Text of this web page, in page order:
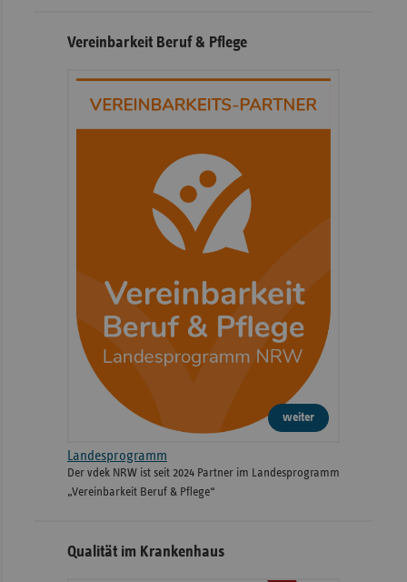
Vereinbarkeit Beruf & Pflege
weiter
Landesprogramm
Der vdek NRW ist seit 2024 Partner im Landesprogramm
„Vereinbarkeit Beruf & Pflege“
Qualität im Krankenhaus